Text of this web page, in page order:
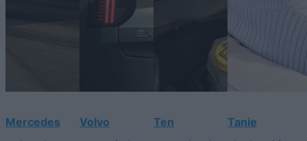
Mercedes
Volvo
Ten
Tanie